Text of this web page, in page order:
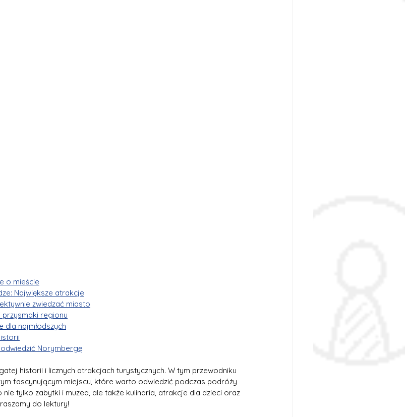
o mieście
Największe atrakcje
zwiedzać miasto
przysmaki regionu
najmłodszych
Norymbergę
historii i licznych atrakcjach turystycznych. W tym przewodniku
fascynującym miejscu, które warto odwiedzić podczas podróży
tylko zabytki i muzea, ale także kulinaria, atrakcje dla dzieci oraz
do lektury!